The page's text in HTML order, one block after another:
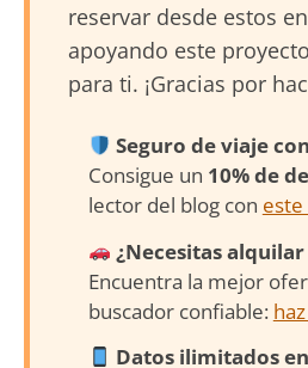
reservar desde estos
apoyando este
para ti. ¡Gracias por
Seguro de viaje
Consigue un 10% de
lector del blog con este
¿Necesitas alquilar
Encuentra la mejor
buscador confiable:
Datos ilimitados